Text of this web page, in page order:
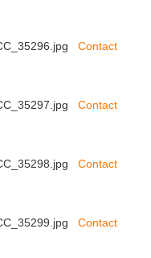
Contact
Contact
Contact
Contact